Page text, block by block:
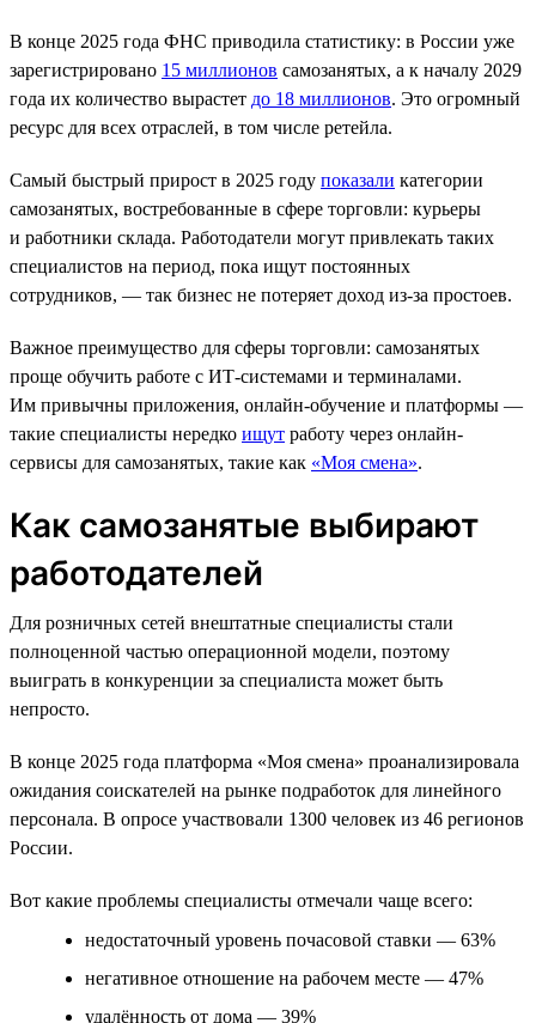
В конце 2025 года ФНС приводила статистику: в России уже
зарегистрировано 15 миллионов самозанятых, а к началу 2029
года их количество вырастет до 18 миллионов. Это огромный
ресурс для всех отраслей, в том числе ретейла.
Самый быстрый прирост в 2025 году показали категории
самозанятых, востребованные в сфере торговли: курьеры
и работники склада. Работодатели могут привлекать таких
специалистов на период, пока ищут постоянных
сотрудников, — так бизнес не потеряет доход из-за простоев.
Важное преимущество для сферы торговли: самозанятых
проще обучить работе с ИТ-системами и терминалами.
Им привычны приложения, онлайн-обучение и платформы —
такие специалисты нередко ищут работу через онлайн-
сервисы для самозанятых, такие как «Моя смена».
Как самозанятые выбирают
работодателей
Для розничных сетей внештатные специалисты стали
полноценной частью операционной модели, поэтому
выиграть в конкуренции за специалиста может быть
непросто.
В конце 2025 года платформа «Моя смена» проанализировала
ожидания соискателей на рынке подработок для линейного
персонала. В опросе участвовали 1300 человек из 46 регионов
России.
Вот какие проблемы специалисты отмечали чаще всего:
недостаточный уровень почасовой ставки — 63%
негативное отношение на рабочем месте — 47%
удалённость от дома — 39%